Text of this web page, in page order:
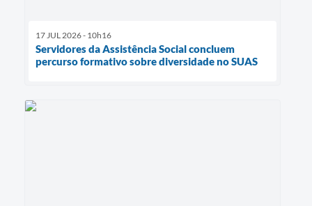
17 JUL 2026 - 10h16
Servidores da Assistência Social concluem
percurso formativo sobre diversidade no SUAS